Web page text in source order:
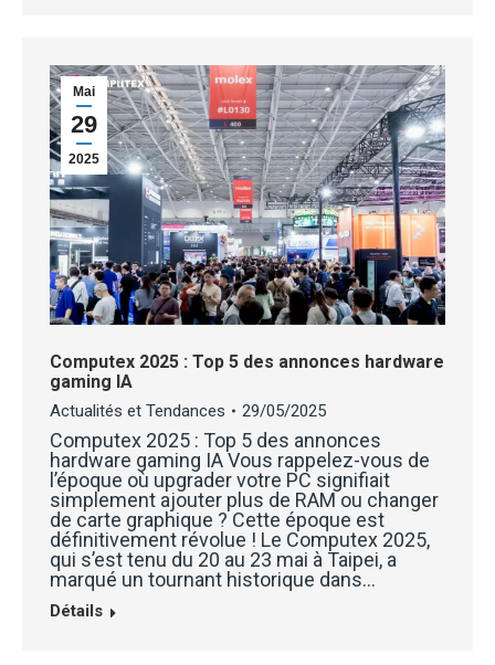
Mai
29
2025
Computex 2025 : Top 5 des annonces hardware
gaming IA
Actualités et Tendances 29/05/2025
Computex 2025 : Top 5 des annonces
hardware gaming IA Vous rappelez-vous de
l’époque où upgrader votre PC signifiait
simplement ajouter plus de RAM ou changer
de carte graphique ? Cette époque est
définitivement révolue ! Le Computex 2025,
qui s’est tenu du 20 au 23 mai à Taipei, a
marqué un tournant historique dans…
Détails